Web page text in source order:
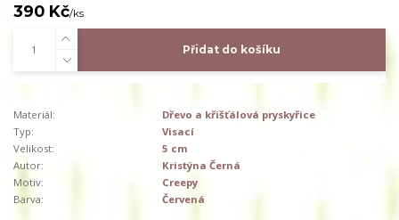
390 Kč/ks
Přidat do košíku
Materiál:
Dřevo a křišťálová pryskyřice
Typ:
Visací
Velikost:
5 cm
Autor:
Kristýna Černá
Motiv:
Creepy
Barva:
Červená